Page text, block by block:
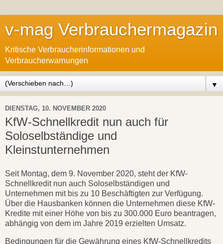
v-mag Verbrauchermagazin
Kritische Verbraucherinformationen und
Verbraucherwarnungen
▼
DIENSTAG, 10. NOVEMBER 2020
KfW-Schnellkredit nun auch für
Soloselbständige und
Kleinstunternehmen
Seit Montag, dem 9. November 2020, steht der KfW-
Schnellkredit nun auch Soloselbständigen und
Unternehmen mit bis zu 10 Beschäftigten zur Verfügung.
Über die Hausbanken können die Unternehmen diese KfW-
Kredite mit einer Höhe von bis zu 300.000 Euro beantragen,
abhängig von dem im Jahre 2019 erzielten Umsatz.
Bedingungen für die Gewährung eines KfW-Schnellkredits